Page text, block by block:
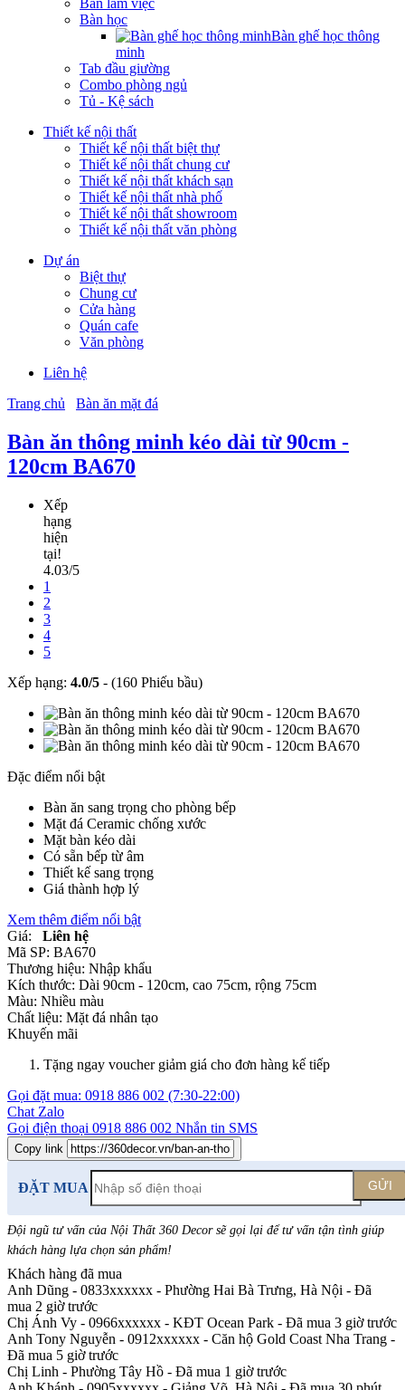
Bàn làm việc
Bàn học
Bàn ghế học thông
minh
Tab đầu giường
Combo phòng ngủ
Tủ - Kệ sách
Thiết kế nội thất
Thiết kế nội thất biệt thự
Thiết kế nội thất chung cư
Thiết kế nội thất khách sạn
Thiết kế nội thất nhà phố
Thiết kế nội thất showroom
Thiết kế nội thất văn phòng
Dự án
Biệt thự
Chung cư
Cửa hàng
Quán cafe
Văn phòng
Liên hệ
Trang chủ
Bàn ăn mặt đá
Bàn ăn thông minh kéo dài từ 90cm -
120cm BA670
Xếp
hạng
hiện
tại!
4.03/5
1
2
3
4
5
Xếp hạng: 4.0/5 - (160 Phiếu bầu)
Đặc điểm nổi bật
Bàn ăn sang trọng cho phòng bếp
Mặt đá Ceramic chống xước
Mặt bàn kéo dài
Có sẵn bếp từ âm
Thiết kế sang trọng
Giá thành hợp lý
Xem thêm điểm nổi bật
Giá:
Liên hệ
Mã SP: BA670
Thương hiệu: Nhập khẩu
Kích thước: Dài 90cm - 120cm, cao 75cm, rộng 75cm
Màu: Nhiều màu
Chất liệu: Mặt đá nhân tạo
Khuyến mãi
Tặng ngay voucher giảm giá cho đơn hàng kế tiếp
Gọi đặt mua: 0918 886 002 (7:30-22:00)
Chat Zalo
Gọi điện thoại 0918 886 002 Nhắn tin SMS
Copy link
ĐẶT MUA GỬI
Đội ngũ tư vấn của Nội Thất 360 Decor sẽ gọi lại để tư vấn tận tình giúp
khách hàng lựa chọn sản phẩm!
Khách hàng đã mua
Anh Dũng - 0833xxxxxx - Phường Hai Bà Trưng, Hà Nội - Đã
mua 2 giờ trước
Chị Ánh Vy - 0966xxxxxx - KĐT Ocean Park - Đã mua 3 giờ trước
Anh Tony Nguyễn - 0912xxxxxx - Căn hộ Gold Coast Nha Trang -
Đã mua 5 giờ trước
Chị Linh - Phường Tây Hồ - Đã mua 1 giờ trước